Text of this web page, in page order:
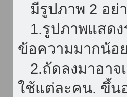
มีรูปภาพ 2 อย่
1.รูปภาพแสดง
ข้อความมากน้อย
2.ถัดลงมาอาจ
ใช้แต่ละคน. ขึ้น